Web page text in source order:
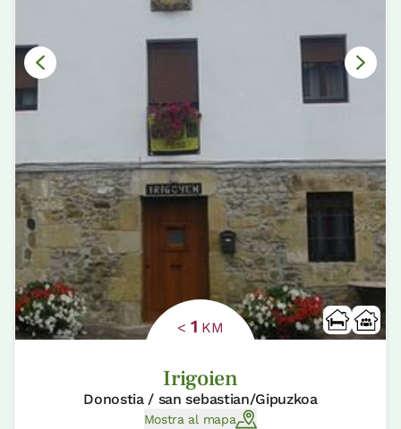
< 1 KM
Irigoien
Donostia / san sebastian/Gipuzkoa
Mostra al mapa